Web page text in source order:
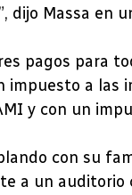
dijo Massa
pagos para
a las
y con un
con su
a un auditorio